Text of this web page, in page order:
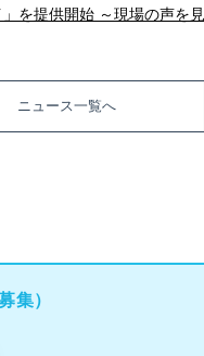
を提供開始 ～現場の声を
ニュース一覧へ
集）